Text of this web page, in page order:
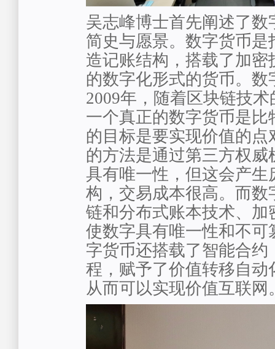
吴志峰博士首先阐述了数
简史与愿景。数字货币是
造记账结构，搭载了加密
的数字化形式的货币。数
2009年，随着区块链技
一个真正的数字货币是比
的目标是要实现价值的点
的方法是通过第三方权威
具有唯一性，但这会产生
构，交易成本很高。而数
链和分布式账本技术、加
使数字具有唯一性和不可
字货币还搭载了智能合约
程，赋予了价值转移自动
从而可以实现价值互联网